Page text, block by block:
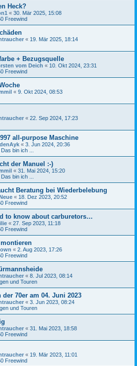
Heck?
« 30. Mär 2025, 15:08
Freewind
« 19. Mär 2025, 18:14
+ Bezugsquelle
vom Deich « 10. Okt 2024, 23:31
Freewind
« 9. Okt 2024, 08:53
« 22. Sep 2024, 17:23
all-purpose Maschine
« 3. Jun 2024, 20:36
bin ich ...
der Manuel :-)
« 31. Mai 2024, 15:20
bin ich ...
Beratung bei Wiederbelebung
« 18. Dez 2023, 20:52
Freewind
to know about carburetors…
« 27. Sep 2023, 11:18
Freewind
« 2. Aug 2023, 17:26
Freewind
« 8. Jul 2023, 08:14
und Touren
70er am 04. Juni 2023
« 3. Jun 2023, 08:24
und Touren
« 31. Mai 2023, 18:58
Freewind
« 19. Mär 2023, 11:01
Freewind